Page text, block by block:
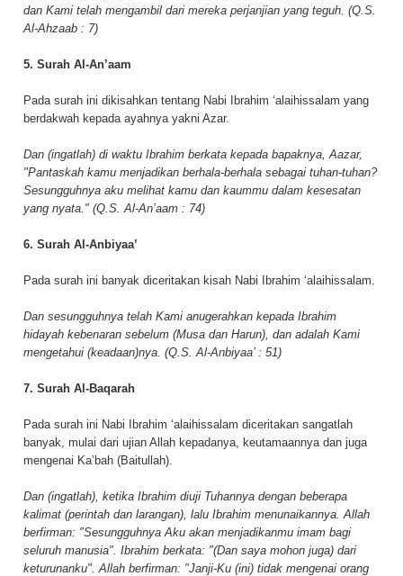
dan Kami telah mengambil dari mereka perjanjian yang teguh. (Q.S.
Al-Ahzaab : 7)
5. Surah Al-An’aam
Pada surah ini dikisahkan tentang Nabi Ibrahim ‘alaihissalam yang
berdakwah kepada ayahnya yakni Azar.
Dan (ingatlah) di waktu Ibrahim berkata kepada bapaknya, Aazar,
"Pantaskah kamu menjadikan berhala-berhala sebagai tuhan-tuhan?
Sesungguhnya aku melihat kamu dan kaummu dalam kesesatan
yang nyata." (Q.S. Al-An’aam : 74)
6. Surah Al-Anbiyaa’
Pada surah ini banyak diceritakan kisah Nabi Ibrahim ‘alaihissalam.
Dan sesungguhnya telah Kami anugerahkan kepada Ibrahim
hidayah kebenaran sebelum (Musa dan Harun), dan adalah Kami
mengetahui (keadaan)nya. (Q.S. Al-Anbiyaa’ : 51)
7. Surah Al-Baqarah
Pada surah ini Nabi Ibrahim ‘alaihissalam diceritakan sangatlah
banyak, mulai dari ujian Allah kepadanya, keutamaannya dan juga
mengenai Ka’bah (Baitullah).
Dan (ingatlah), ketika Ibrahim diuji Tuhannya dengan beberapa
kalimat (perintah dan larangan), lalu Ibrahim menunaikannya. Allah
berfirman: "Sesungguhnya Aku akan menjadikanmu imam bagi
seluruh manusia". Ibrahim berkata: "(Dan saya mohon juga) dari
keturunanku". Allah berfirman: "Janji-Ku (ini) tidak mengenai orang